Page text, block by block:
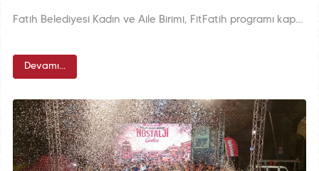
Fatih Belediyesi Kadın ve Aile Birimi, FitFatih programı kapsamında düzenlediği Kasırlar Gezisi’nde kadınlarla birlikte İstanbul’un tarihî yapıları arasında keyifli bir yolculuğa çıktı.
Devamı...